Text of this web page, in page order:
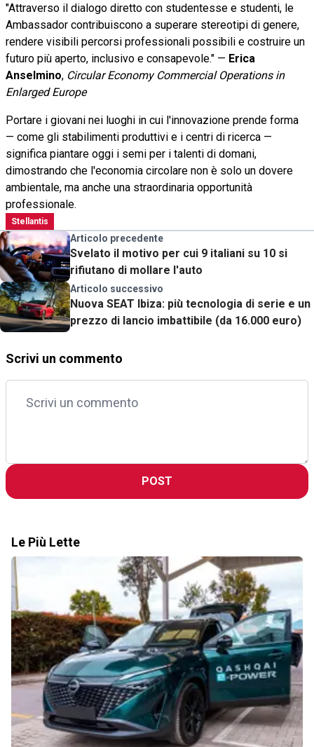
"Attraverso il dialogo diretto con studentesse e studenti, le
Ambassador contribuiscono a superare stereotipi di genere,
rendere visibili percorsi professionali possibili e costruire un
futuro più aperto, inclusivo e consapevole." — Erica
Anselmino, Circular Economy Commercial Operations in
Enlarged Europe
Portare i giovani nei luoghi in cui l'innovazione prende forma
— come gli stabilimenti produttivi e i centri di ricerca —
significa piantare oggi i semi per i talenti di domani,
dimostrando che l'economia circolare non è solo un dovere
ambientale, ma anche una straordinaria opportunità
professionale.
Stellantis
Articolo precedente
Svelato il motivo per cui 9 italiani su 10 si
rifiutano di mollare l'auto
Articolo successivo
Nuova SEAT Ibiza: più tecnologia di serie e un
prezzo di lancio imbattibile (da 16.000 euro)
Scrivi un commento
POST
Le Più Lette